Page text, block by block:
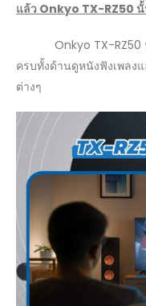
แล้ว Onkyo TX-RZ50
Onkyo TX-RZ50 นั้น
ครบทั้งด้านดูหนังฟังเพลง
ต่างๆ